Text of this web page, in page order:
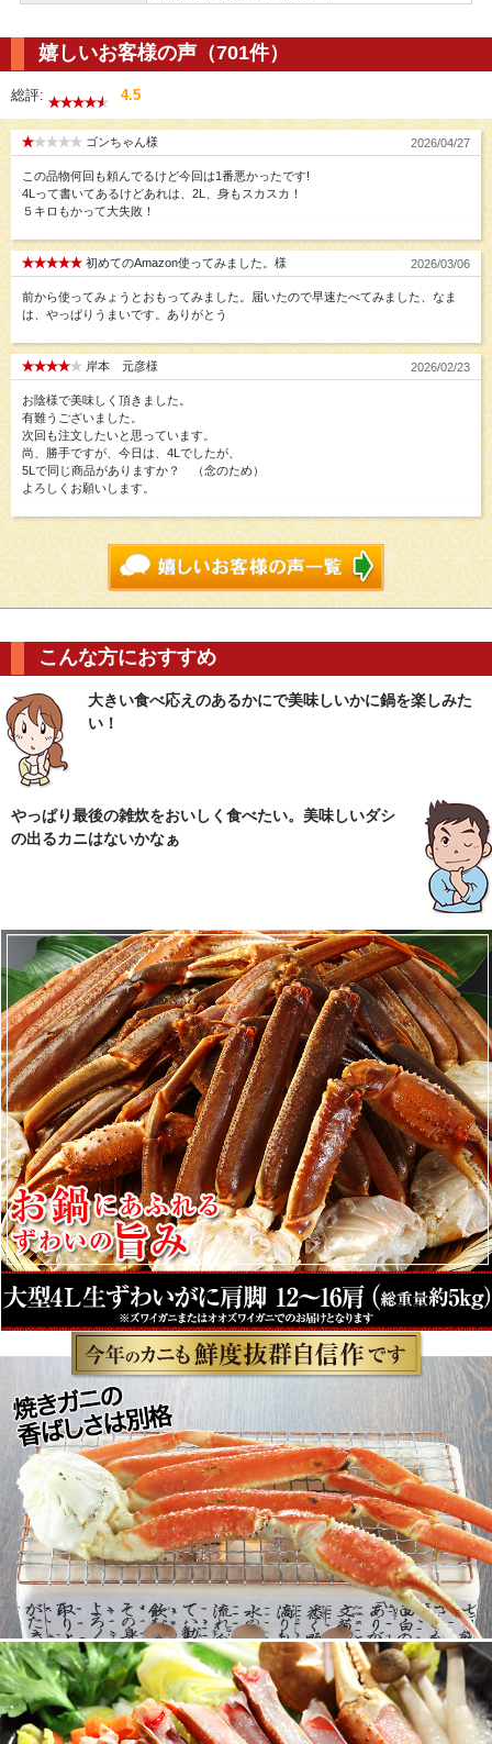
嬉しいお客様の声（701件）
総評: 4.5
ゴンちゃん様 2026/04/27
この品物何回も頼んでるけど今回は1番悪かったです!
4Lって書いてあるけどあれは、2L、身もスカスカ！
５キロもかって大失敗！
初めてのAmazon使ってみました。様 2026/03/06
前から使ってみょうとおもってみました。届いたので早速たべてみました、なま
は、やっぱりうまいです。ありがとう
岸本 元彦様 2026/02/23
お陰様で美味しく頂きました。
有難うございました。
次回も注文したいと思っています。
尚、勝手ですが、今日は、4Lでしたが、
5Lで同じ商品がありますか？ （念のため）
よろしくお願いします。
こんな方におすすめ
大きい食べ応えのあるかにで美味しいかに鍋を楽しみた
い！
やっぱり最後の雑炊をおいしく食べたい。美味しいダシ
の出るカニはないかなぁ